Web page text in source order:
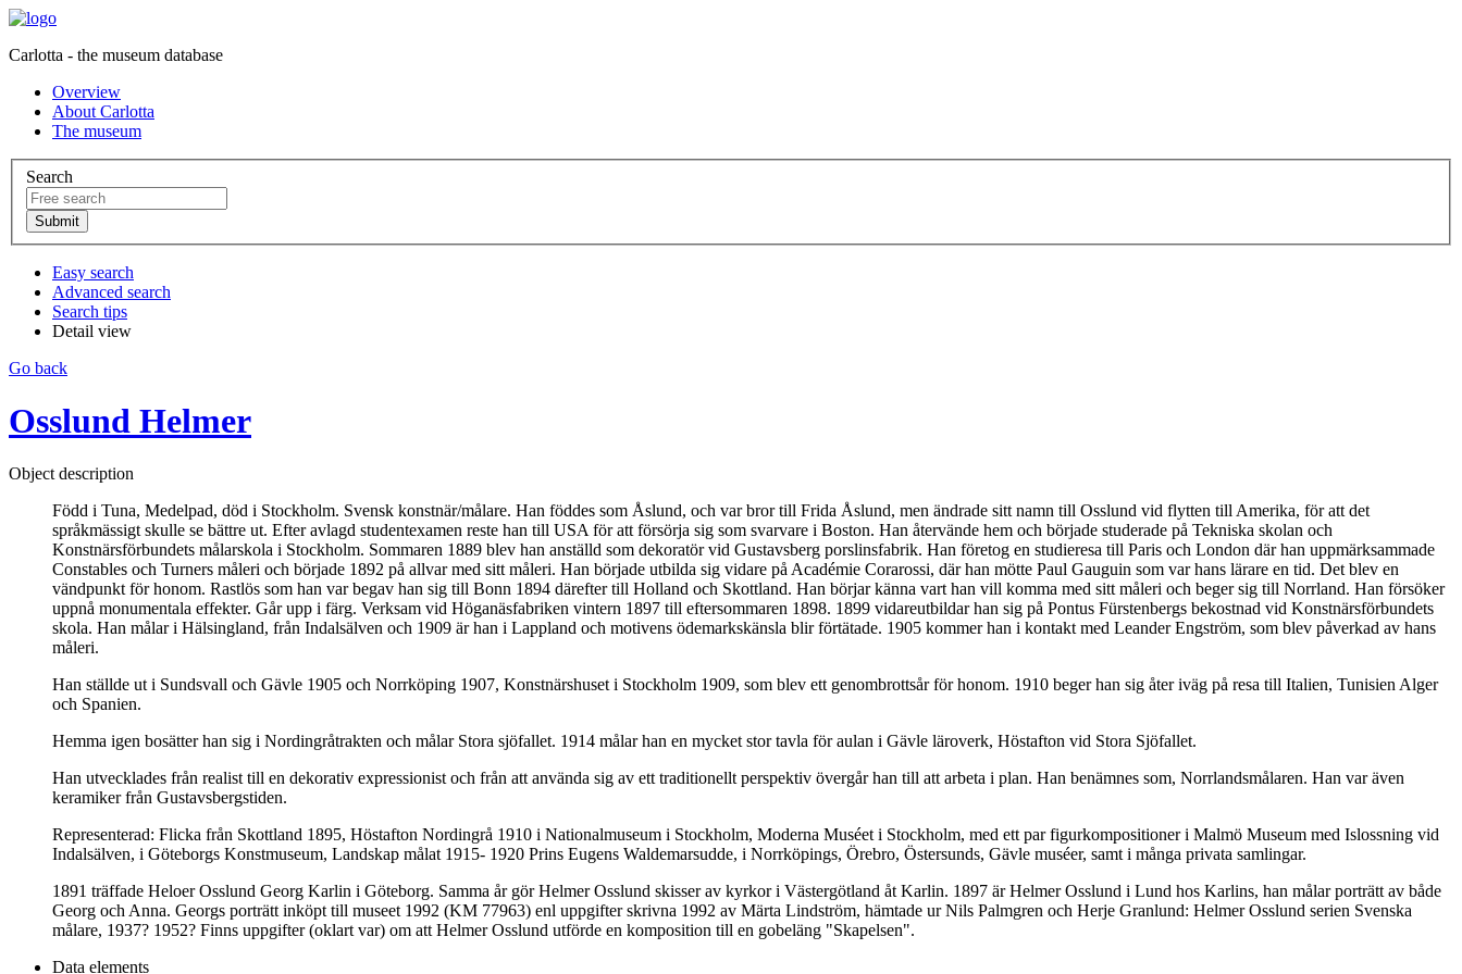
Carlotta - the museum database
Overview
About Carlotta
The museum
Search
Easy search
Advanced search
Search tips
Detail view
Go back
Osslund Helmer
Object description
Född i Tuna, Medelpad, död i Stockholm. Svensk konstnär/målare. Han föddes som Åslund, och var bror till Frida Åslund, men ändrade sitt namn till Osslund vid flytten till Amerika, för att det
språkmässigt skulle se bättre ut. Efter avlagd studentexamen reste han till USA för att försörja sig som svarvare i Boston. Han återvände hem och började studerade på Tekniska skolan och
Konstnärsförbundets målarskola i Stockholm. Sommaren 1889 blev han anställd som dekoratör vid Gustavsberg porslinsfabrik. Han företog en studieresa till Paris och London där han uppmärksammade
Constables och Turners måleri och började 1892 på allvar med sitt måleri. Han började utbilda sig vidare på Académie Corarossi, där han mötte Paul Gauguin som var hans lärare en tid. Det blev en
vändpunkt för honom. Rastlös som han var begav han sig till Bonn 1894 därefter till Holland och Skottland. Han börjar känna vart han vill komma med sitt måleri och beger sig till Norrland. Han försöker
uppnå monumentala effekter. Går upp i färg. Verksam vid Höganäsfabriken vintern 1897 till eftersommaren 1898. 1899 vidareutbildar han sig på Pontus Fürstenbergs bekostnad vid Konstnärsförbundets
skola. Han målar i Hälsingland, från Indalsälven och 1909 är han i Lappland och motivens ödemarkskänsla blir förtätade. 1905 kommer han i kontakt med Leander Engström, som blev påverkad av hans
måleri.
Han ställde ut i Sundsvall och Gävle 1905 och Norrköping 1907, Konstnärshuset i Stockholm 1909, som blev ett genombrottsår för honom. 1910 beger han sig åter iväg på resa till Italien, Tunisien Alger
och Spanien.
Hemma igen bosätter han sig i Nordingråtrakten och målar Stora sjöfallet. 1914 målar han en mycket stor tavla för aulan i Gävle läroverk, Höstafton vid Stora Sjöfallet.
Han utvecklades från realist till en dekorativ expressionist och från att använda sig av ett traditionellt perspektiv övergår han till att arbeta i plan. Han benämnes som, Norrlandsmålaren. Han var även
keramiker från Gustavsbergstiden.
Representerad: Flicka från Skottland 1895, Höstafton Nordingrå 1910 i Nationalmuseum i Stockholm, Moderna Muséet i Stockholm, med ett par figurkompositioner i Malmö Museum med Islossning vid
Indalsälven, i Göteborgs Konstmuseum, Landskap målat 1915- 1920 Prins Eugens Waldemarsudde, i Norrköpings, Örebro, Östersunds, Gävle muséer, samt i många privata samlingar.
1891 träffade Heloer Osslund Georg Karlin i Göteborg. Samma år gör Helmer Osslund skisser av kyrkor i Västergötland åt Karlin. 1897 är Helmer Osslund i Lund hos Karlins, han målar porträtt av både
Georg och Anna. Georgs porträtt inköpt till museet 1992 (KM 77963) enl uppgifter skrivna 1992 av Märta Lindström, hämtade ur Nils Palmgren och Herje Granlund: Helmer Osslund serien Svenska
målare, 1937? 1952? Finns uppgifter (oklart var) om att Helmer Osslund utförde en komposition till en gobeläng "Skapelsen".
Data elements